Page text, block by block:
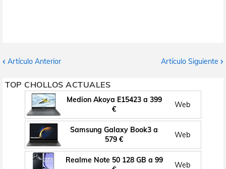
Artículo Anterior Artículo Siguiente
TOP CHOLLOS ACTUALES
Medion Akoya E15423 a 399
€
Web
Samsung Galaxy Book3 a
579 €
Web
Realme Note 50 128 GB a 99
Web